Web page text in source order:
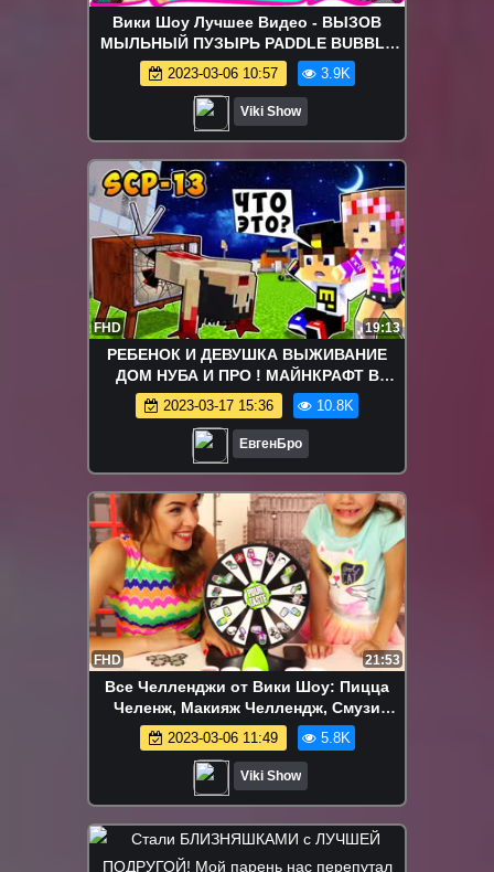
Вики Шоу Лучшее Видео - ВЫЗОВ
МЫЛЬНЫЙ ПУЗЫРЬ PADDLE BUBBLE
CHALLENGE / Вики Шоу
2023-03-06 10:57 3.9K
Viki Show
FHD 19:13
РЕБЕНОК И ДЕВУШКА ВЫЖИВАНИЕ
ДОМ НУБА И ПРО ! МАЙНКРАФТ В
РЕАЛЬНОЙ ЖИЗНИ ВИДЕО ТРОЛЛИНГ
MINECRAFT
2023-03-17 15:36 10.8K
ЕвгенБро
FHD 21:53
Все Челленджи от Вики Шоу: Пицца
Челенж, Макияж Челлендж, Смузи
Челлендж, Блинный Челлендж и др. -
Челлендж КРЕЙЗИ КОКТЕЙЛЬ Играем в
Рулетку СМЕШАЙ ВКУСЫ Pour Taste
Challenge Game / Вики Шоу
2023-03-06 11:49 5.8K
Viki Show